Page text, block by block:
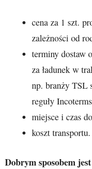
cena za 1 szt.
zależności od
terminy dostaw
za ładunek w
np. branży TSL
reguły
miejsce i czas
koszt transportu.
Dobrym sposobem